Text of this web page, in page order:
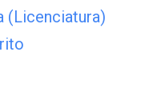
(Licenciatura)